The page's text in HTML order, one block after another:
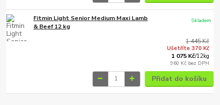
Fitmin Light Senior Medium Maxi Lamb
& Beef 12 kg
1 445 Kč
Ušetříte 370 Kč
1 075 Kč/12kg
960 Kč bez DPH
Skladem
Přidat do košíku